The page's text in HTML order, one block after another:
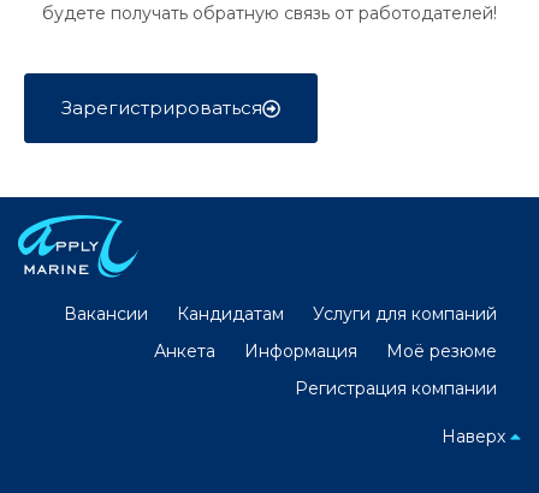
будете получать обратную связь от работодателей!
Зарегистрироваться
Вакансии Кандидатам
Услуги для компаний
Анкета
Информация
Моё резюме
Регистрация компании
Наверх